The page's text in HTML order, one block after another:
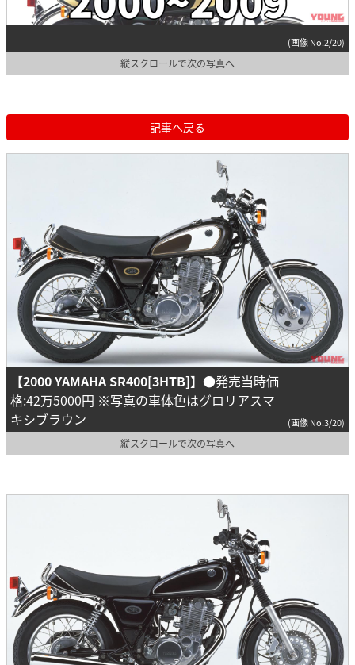
(画像 No.2/20)
縦スクロールで次の写真へ
記事へ戻る
【2000 YAMAHA SR400[3HTB]】 ●発売当時価
格:42万5000円 ※写真の車体色はグロリアスマ
キシブラウン
(画像 No.3/20)
縦スクロールで次の写真へ